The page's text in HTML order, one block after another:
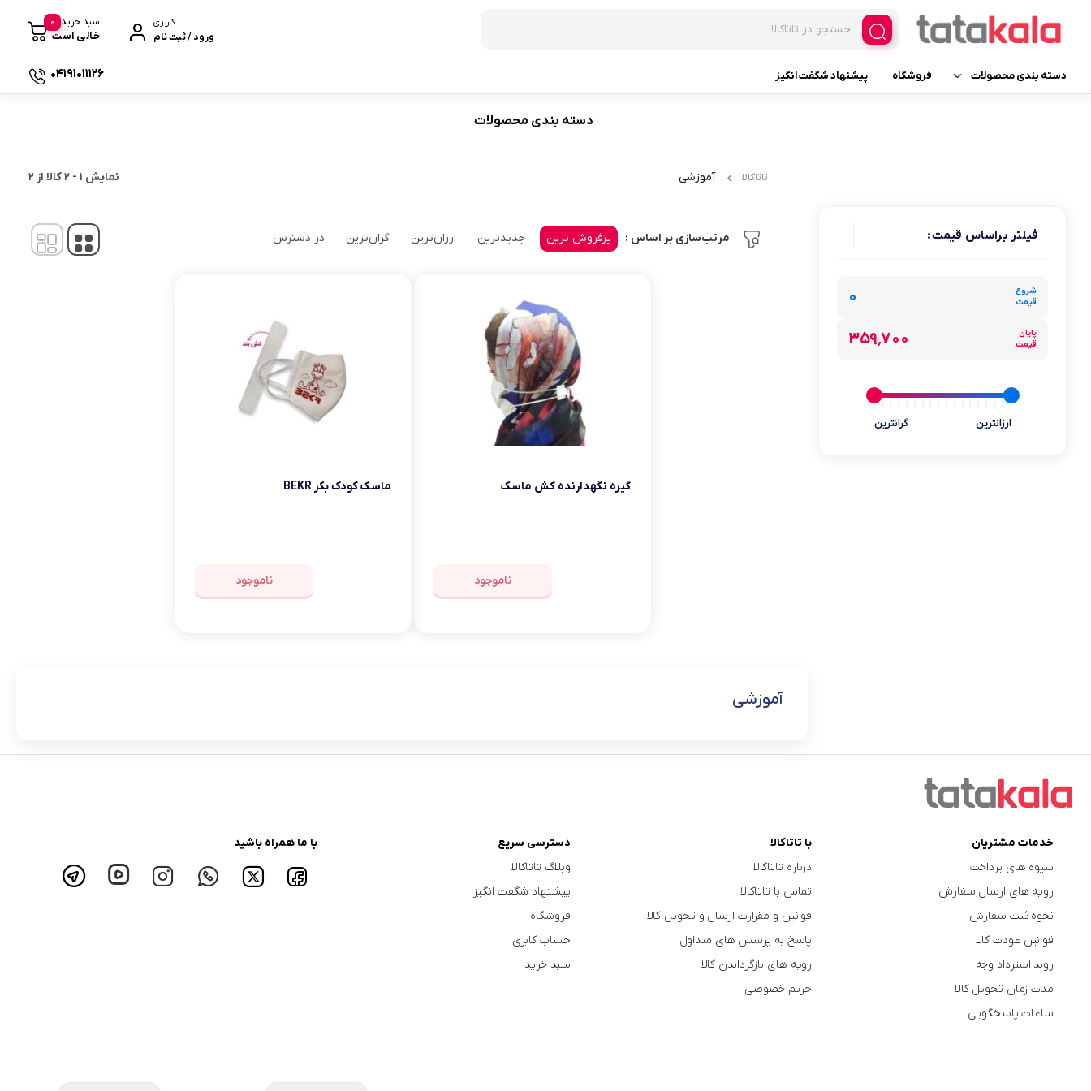
کاربری
ورود / ثبت نام
سبد خرید
خالی است
0
دسته بندی محصولات
لوازم آرایشی
ابزارآلات و تجهیزات
فروشگاه پیشنهاد شگفت انگیز 04191011126
دسته بندی محصولات
فیلتر براساس قیمت:
شروع
قیمت
۰
پایان
قیمت
۳۵۹٬۷۰۰
ارزانترین گرانترین
تاتاکالا آموزشی نمایش 1
-
2کالا از 2
مرتب‌سازی بر اساس : پرفروش ترین جدیدترین ارزان‌ترین گران‌ترین در دسترس
گیره نگهدارنده کش ماسک
ناموجود
ماسک کودک بکر BEKR
ناموجود
آموزشی
خدمات مشتریان
شیوه های پرداخت
رویه های ارسال سفارش
نحوه ثبت سفارش
قوانین عودت کالا
روند استرداد وجه
مدت زمان تحویل کالا
ساعات پاسخگویی
با تاتاکالا
درباره تاتاکالا
تماس با تاتاکالا
قوانین و مقرارت ارسال و تحویل کالا
پاسخ به پرسش های متداول
رویه های بازگرداندن کالا
حریم خصوصی
دسترسی سریع
وبلاگ تاتاکالا
پیشنهاد شگفت انگیز
فروشگاه
حساب کابری
سبد خرید
با ما همراه باشید